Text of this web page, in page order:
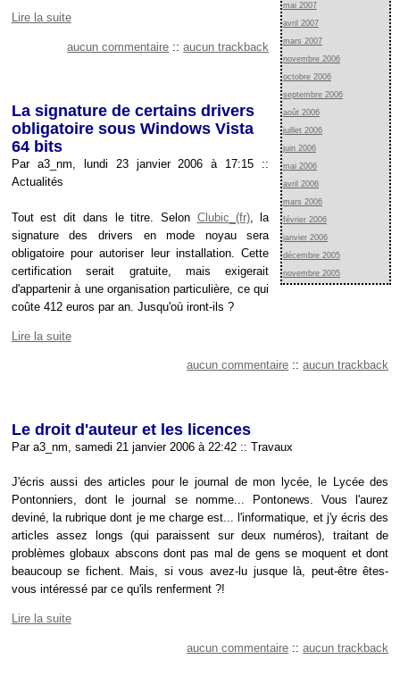
mai 2007
avril 2007
mars 2007
novembre 2006
octobre 2006
septembre 2006
août 2006
juillet 2006
juin 2006
mai 2006
avril 2006
mars 2006
février 2006
janvier 2006
décembre 2005
novembre 2005
Lire la suite
aucun commentaire :: aucun trackback
La signature de certains drivers
obligatoire sous Windows Vista
64 bits
Par a3_nm, lundi 23 janvier 2006 à 17:15 ::
Actualités
Tout est dit dans le titre. Selon Clubic
, la
signature des drivers en mode noyau sera
obligatoire pour autoriser leur installation. Cette
certification serait gratuite, mais exigerait
d'appartenir à une organisation particulière, ce qui
coûte 412 euros par an. Jusqu'où iront-ils ?
Lire la suite
aucun commentaire :: aucun trackback
Le droit d'auteur et les licences
Par a3_nm, samedi 21 janvier 2006 à 22:42 :: Travaux
J'écris aussi des articles pour le journal de mon lycée, le Lycée des
Pontonniers, dont le journal se nomme... Pontonews. Vous l'aurez
deviné, la rubrique dont je me charge est... l'informatique, et j'y écris des
articles assez longs (qui paraissent sur deux numéros), traitant de
problèmes globaux abscons dont pas mal de gens se moquent et dont
beaucoup se fichent. Mais, si vous avez-lu jusque là, peut-être êtes-
vous intéressé par ce qu'ils renferment ?!
Lire la suite
aucun commentaire :: aucun trackback